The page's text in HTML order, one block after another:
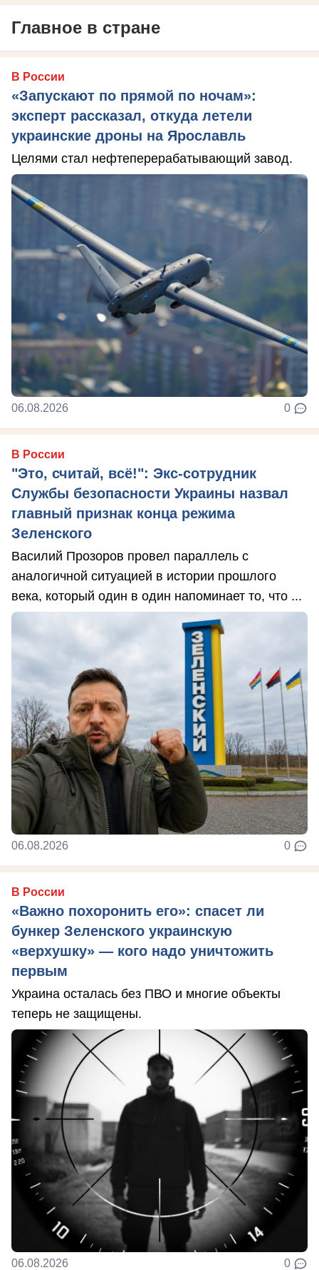
Главное в стране
В России
«Запускают по прямой по ночам»:
эксперт рассказал, откуда летели
украинские дроны на Ярославль
Целями стал нефтеперерабатывающий завод.
06.08.2026 0
В России
"Это, считай, всё!": Экс-сотрудник
Службы безопасности Украины назвал
главный признак конца режима
Зеленского
Василий Прозоров провел параллель с
аналогичной ситуацией в истории прошлого
века, который один в один напоминает то, что ...
06.08.2026 0
В России
«Важно похоронить его»: спасет ли
бункер Зеленского украинскую
«верхушку» — кого надо уничтожить
первым
Украина осталась без ПВО и многие объекты
теперь не защищены.
06.08.2026 0